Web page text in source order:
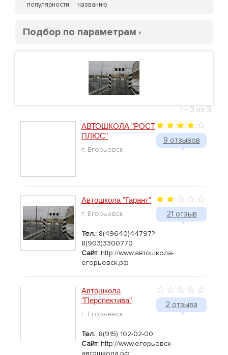
популярности
названию
Подбор по параметрам
1—3 из 3.
9 отзывов
АВТОШКОЛА "РОСТ
ПЛЮС"
г. Егорьевск
21 отзыв
Автошкола "Гарант"
г. Егорьевск
Тел.: 8(49640)44797?
8(903)3300770
Сайт: http://www.автошкола-
егорьевск.рф
2 отзыва
Автошкола
"Перспектива"
г. Егорьевск
Тел.: 8(915) 102-02-00
Сайт: http://www.егорьевск-
автошкола.рф